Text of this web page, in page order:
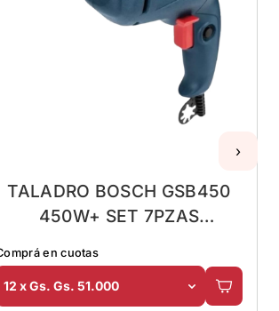
TALADRO BOSCH GSB450
450W+ SET 7PZAS
en cuotas
12 x Gs. Gs. 51.000
›